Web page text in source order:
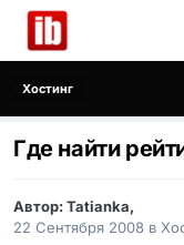
Хостинг
Где найти
Автор:Tatianka,
22 Сентября 2008 в